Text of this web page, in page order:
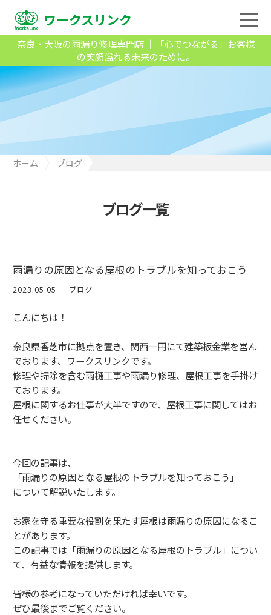
奈良・大阪の雨漏り修理専門店 ｜「心でつながる」お客様
の笑顔溢れる未来のために。
ワークスリンク
ホーム
ブログ
ブログ一覧
雨漏りの原因となる屋根のトラブルを知っておこう
2023.05.05 ブログ
こんにちは！
奈良県香芝市に拠点を置き、関西一円にて建築板金業を営ん
でおります、ワークスリンクです。
修理や掃除を含む雨樋工事や雨漏り修理、屋根工事を手掛け
ております。
屋根に関するお仕事が大半ですので、屋根工事に関してはお
任せください。
今回の記事は、
「雨漏りの原因となる屋根のトラブルを知っておこう」
について解説いたします。
お家を守る重要な役割を果たす屋根は雨漏りの原因になるこ
とがあります。
この記事では「雨漏りの原因となる屋根のトラブル」につい
て、有益な情報を提供します。
皆様の参考になっていただければ幸いです。
ぜひ最後までご覧ください。